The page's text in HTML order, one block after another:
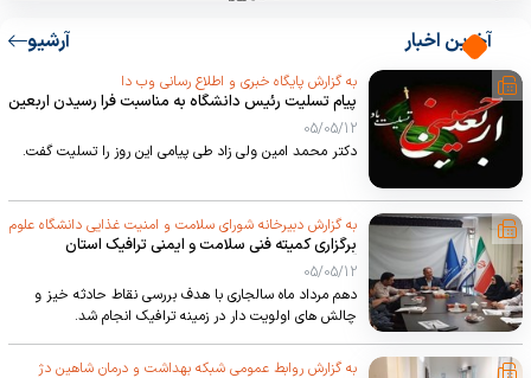
آخرین اخبار آرشیو
به گزارش پایگاه خبری و اطلاع رسانی وب دا
پیام تسلیت رئیس دانشگاه به مناسبت فرا رسیدن اربعین
حسینی
05/05/12
دکتر محمد امین ولی زاد طی پیامی این روز را تسلیت گفت.
به گزارش دبیرخانه شورای سلامت و امنیت غذایی دانشگاه علوم
پزشکی ارومیه
برگزاری کمیته فنی سلامت و ایمنی ترافیک استان
آذربایجان غربی
05/05/12
دهم مرداد ماه سالجاری با هدف بررسی نقاط حادثه خیز و
چالش های اولویت دار در زمینه ترافیک انجام شد.
به گزارش روابط عمومی شبکه بهداشت و درمان شاهین دژ